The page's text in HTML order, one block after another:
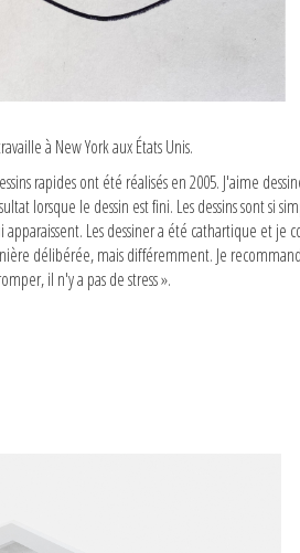
à New York aux États Unis.
rapides ont été réalisés en 2005. J'aime
lorsque le dessin est fini. Les dessins sont si
Les dessiner a été cathartique et je
délibérée, mais différemment. Je
il n'y a pas de stress ».